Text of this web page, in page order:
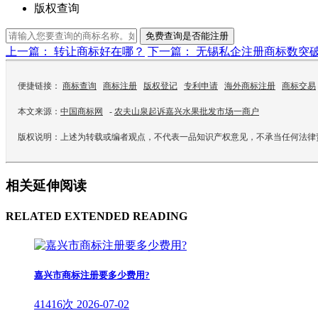
版权查询
免费查询是否能注册
上一篇： 转让商标好在哪？ 下一篇： 无锡私企注册商标数突
便捷链接： 商标查询 商标注册 版权登记 专利申请 海外商标注册 商标交易
本文来源： 中国商标网 - 农夫山泉起诉嘉兴水果批发市场一商户
版权说明：上述为转载或编者观点，不代表一品知识产权意见，不承当任何法律
相关延伸阅读
RELATED EXTENDED READING
嘉兴市商标注册要多少费用?
41416次 2026-07-02